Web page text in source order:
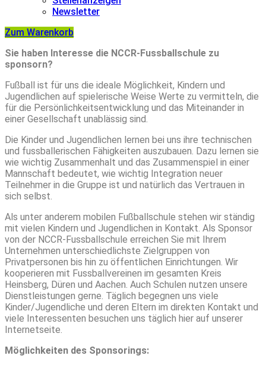
Newsletter
Zum Warenkorb
Sie haben Interesse die NCCR-Fussballschule zu
sponsorn?
Fußball ist für uns die ideale Möglichkeit, Kindern und
Jugendlichen auf spielerische Weise Werte zu vermitteln, die
für die Persönlichkeitsentwicklung und das Miteinander in
einer Gesellschaft unablässig sind.
Die Kinder und Jugendlichen lernen bei uns ihre technischen
und fussballerischen Fähigkeiten auszubauen. Dazu lernen sie
wie wichtig Zusammenhalt und das Zusammenspiel in einer
Mannschaft bedeutet, wie wichtig Integration neuer
Teilnehmer in die Gruppe ist und natürlich das Vertrauen in
sich selbst.
Als unter anderem mobilen Fußballschule stehen wir ständig
mit vielen Kindern und Jugendlichen in Kontakt. Als Sponsor
von der NCCR-Fussballschule erreichen Sie mit Ihrem
Unternehmen unterschiedlichste Zielgruppen von
Privatpersonen bis hin zu öffentlichen Einrichtungen. Wir
kooperieren mit Fussballvereinen im gesamten Kreis
Heinsberg, Düren und Aachen. Auch Schulen nutzen unsere
Dienstleistungen gerne. Täglich begegnen uns viele
Kinder/Jugendliche und deren Eltern im direkten Kontakt und
viele Interessenten besuchen uns täglich hier auf unserer
Internetseite.
Möglichkeiten des Sponsorings: